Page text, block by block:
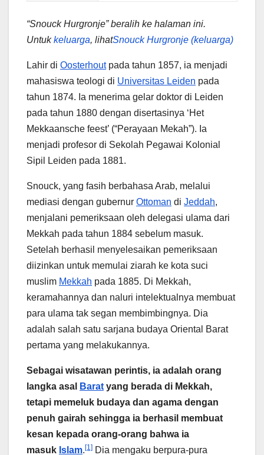
“Snouck Hurgronje” beralih ke halaman ini.
Untukkeluarga, lihatSnouck Hurgronje (keluarga)
Lahir di Oosterhoutpada tahun 1857, ia menjadi
mahasiswa teologi di Universitas Leiden pada
tahun 1874. Ia menerima gelar doktor di Leiden
pada tahun 1880 dengan disertasinya ‘Het
Mekkaansche feest’ (“Perayaan Mekah”). Ia
menjadi profesor di Sekolah Pegawai Kolonial
Sipil Leiden pada 1881.
Snouck, yang fasih berbahasa Arab, melalui
mediasi dengan gubernur Ottoman di Jeddah,
menjalani pemeriksaan oleh delegasi ulama dari
Mekkah pada tahun 1884 sebelum masuk.
Setelah berhasil menyelesaikan pemeriksaan
diizinkan untuk memulai ziarah ke kota suci
muslim Mekkah pada 1885. Di Mekkah,
keramahannya dan naluri intelektualnya membuat
para ulama tak segan membimbingnya. Dia
adalah salah satu sarjana budaya Oriental Barat
pertama yang melakukannya.
Sebagai wisatawan perintis, ia adalah orang
langka asal
Barat yang berada di Mekkah,
tetapi memeluk budaya dan agama dengan
penuh gairah sehingga ia berhasil membuat
kesan kepada orang-orang bahwa ia
masuk Islam.[1] Dia mengaku berpura-pura